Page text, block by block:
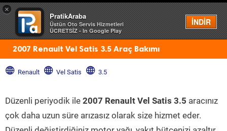
×
PratikAraba
Üstün Oto Servis Hizmetleri
ÜCRETSİZ - In Google Play
İNDİR
Menü
2007 Renault Vel Satis 3.5 Araç Bakımı
Renault Vel Satis 3.5
Düzenli periyodik ile 2007 Renault Vel Satis 3.5 aracınız
çok daha uzun süre arızasız olarak size hizmet eder.